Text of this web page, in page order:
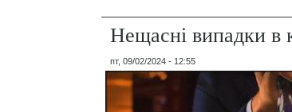
Нещасні випадки в
пт, 09/02/2024 - 12:55